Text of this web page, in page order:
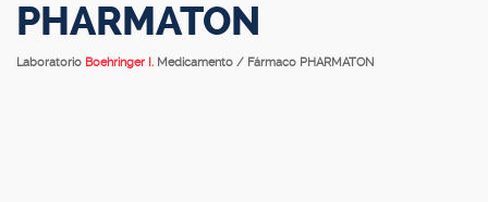
PHARMATON
Laboratorio Boehringer I. Medicamento / Fármaco PHARMATON